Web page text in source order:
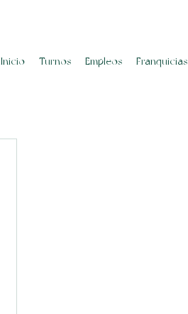
Inicio Turnos Empleos Franquicias